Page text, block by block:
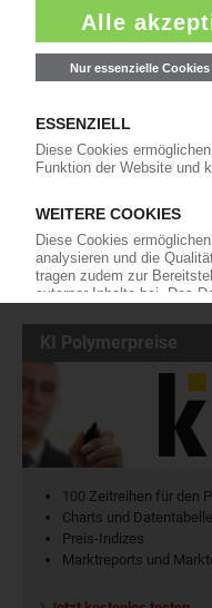
Die wichtigsten
Kunststoffbranche – jeden
und akzeptiere diese.
Jetzt
KI Polymerpreise
100 Zeitreihen für den
Charts und
Preis-Indizes
Marktreports und